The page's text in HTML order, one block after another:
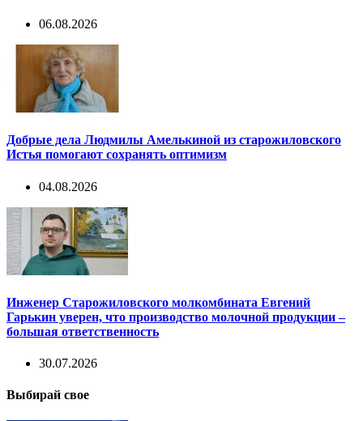
06.08.2026
Добрые дела Людмилы Амелькиной из старожиловского
Истья помогают сохранять оптимизм
04.08.2026
Инженер Старожиловского молкомбината Евгений
Гарькин уверен, что производство молочной продукции –
большая ответственность
30.07.2026
Выбирай свое